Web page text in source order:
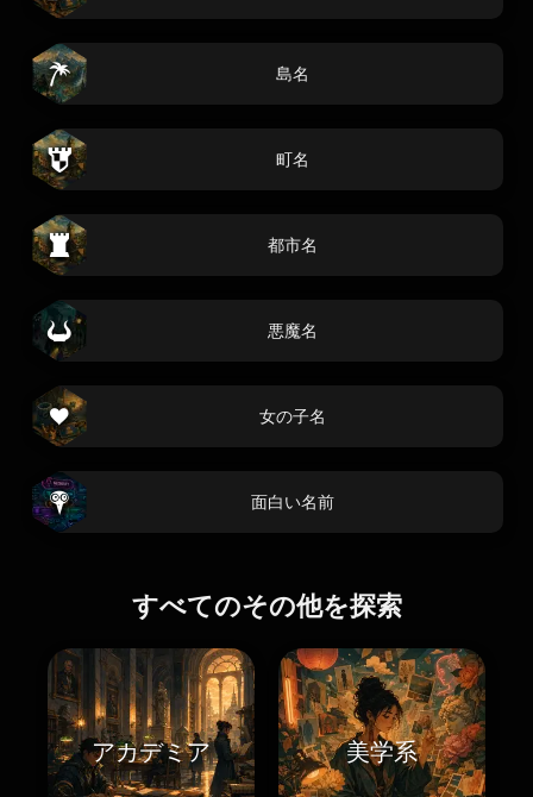
島名
町名
都市名
悪魔名
女の子名
面白い名前
すべてのその他を探索
アカデミア 美学系